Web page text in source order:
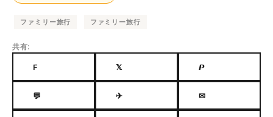
ファミリー旅行 ファミリー旅行
共有:
F 𝕏 𝙋
💬 ✈ ✉